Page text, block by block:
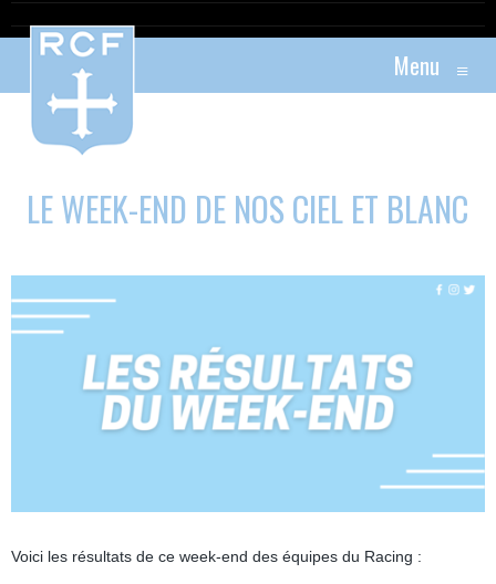
Menu ≡
LE WEEK-END DE NOS CIEL ET BLANC
Voici les résultats de ce week-end des équipes du Racing :